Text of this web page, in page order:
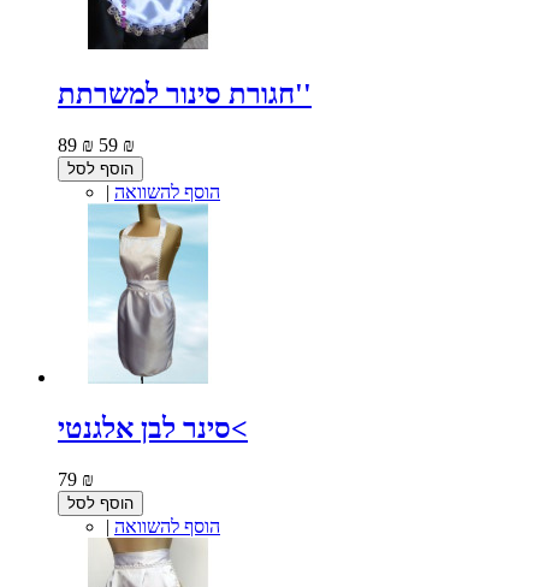
חגורת סינור למשרתת''
89 ₪ 59 ₪
הוסף לסל
| הוסף להשוואה
סינר לבן אלגנטי<
79 ₪
הוסף לסל
| הוסף להשוואה